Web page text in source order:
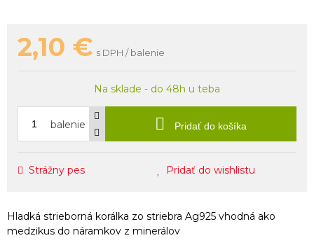
2,10 € s DPH / balenie
Na sklade - do 48h u teba
balenie Pridať do košíka
Strážny pes Pridať do wishlistu
Hladká strieborná korálka zo striebra Ag925 vhodná ako
medzikus do náramkov z minerálov